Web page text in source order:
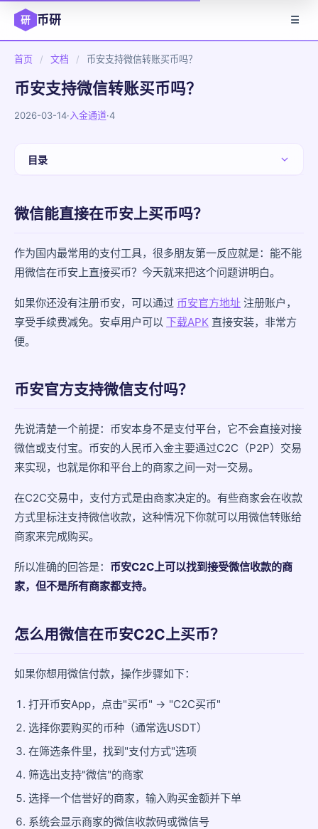
研 币研 ☰
首页 / 文档 / 币安支持微信转账买币吗？
币安支持微信转账买币吗？
2026-03-14·入金通道·4
目录
币安官方支持微信支付吗？
怎么用微信在币安C2C上买币？
用微信买币有什么风险？
1. 微信账户风控
小额买入用微信问题不大
总结
微信能直接在币安上买币吗？
作为国内最常用的支付工具，很多朋友第一反应就是：能不能
用微信在币安上直接买币？今天就来把这个问题讲明白。
如果你还没有注册币安，可以通过 币安官方地址 注册账户，
享受手续费减免。安卓用户可以 下载APK 直接安装，非常方
便。
币安官方支持微信支付吗？
先说清楚一个前提：币安本身不是支付平台，它不会直接对接
微信或支付宝。币安的人民币入金主要通过C2C（P2P）交易
来实现，也就是你和平台上的商家之间一对一交易。
在C2C交易中，支付方式是由商家决定的。有些商家会在收款
方式里标注支持微信收款，这种情况下你就可以用微信转账给
商家来完成购买。
所以准确的回答是： 币安C2C上可以找到接受微信收款的商
家，但不是所有商家都支持。
怎么用微信在币安C2C上买币？
如果你想用微信付款，操作步骤如下：
打开币安App，点击"买币" → "C2C买币"
选择你要购买的币种（通常选USDT）
在筛选条件里，找到"支付方式"选项
筛选出支持"微信"的商家
选择一个信誉好的商家，输入购买金额并下单
系统会显示商家的微信收款码或微信号